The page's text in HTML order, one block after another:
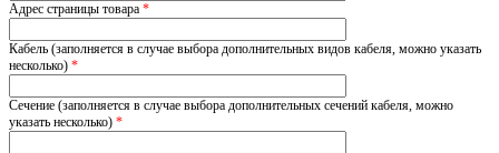
Адрес страницы товара *
Кабель (заполняется в случае выбора дополнительных видов кабеля, можно указать
несколько) *
Сечение (заполняется в случае выбора дополнительных сечений кабеля, можно
указать несколько) *